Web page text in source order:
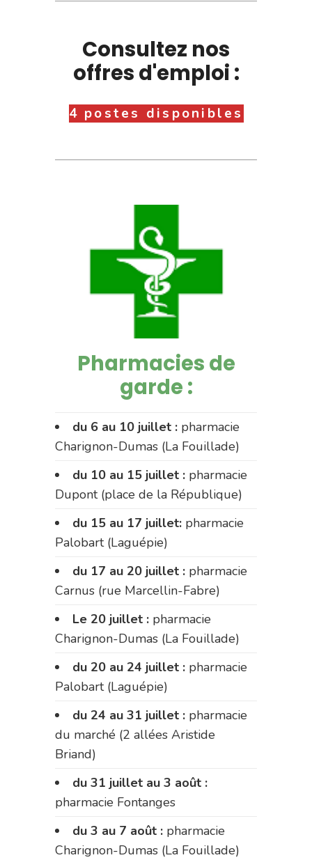
Consultez nos
offres d'emploi :
4 postes disponibles
Pharmacies de
garde :
du 6 au 10 juillet : pharmacie
Charignon-Dumas (La Fouillade)
du 10 au 15 juillet : pharmacie
Dupont (place de la République)
du 15 au 17 juillet: pharmacie
Palobart (Laguépie)
du 17 au 20 juillet : pharmacie
Carnus (rue Marcellin-Fabre)
Le 20 juillet : pharmacie
Charignon-Dumas (La Fouillade)
du 20 au 24 juillet : pharmacie
Palobart (Laguépie)
du 24 au 31 juillet : pharmacie
du marché (2 allées Aristide
Briand)
du 31 juillet au 3 août :
pharmacie Fontanges
du 3 au 7 août : pharmacie
Charignon-Dumas (La Fouillade)